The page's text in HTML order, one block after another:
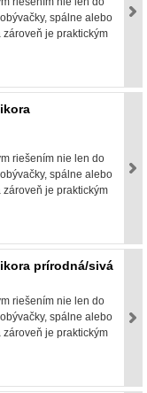
spálne alebo
je praktickým
riešením nie len do
spálne alebo
je praktickým
prírodná/sivá
riešením nie len do
spálne alebo
je praktickým